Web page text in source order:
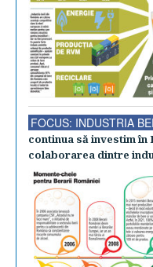
FOCUS: INDUSTRIA
continua să investim în
colaborarea dintre